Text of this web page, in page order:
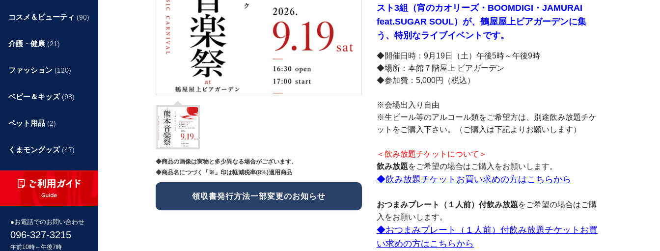
◆商品の画像は実物と多少異なる場合がございます。
◆商品名につづく「※」印は軽減税率(8%)適用商品
領収書発行方法一部変更のお知らせ
スト3組（宵のカオリーズ・BOOMDIGI・JAMURAI
feat.SUGAR SOUL）が、鶴屋屋上ビアガーデンに集
う、特別なライブイベントです。
◆開催日時：9月19日（土）午後5時～午後9時
◆場所：本館７階屋上 ビアガーデン
◆参加費：5,000円（税込）
※会場出入り自由
※生ビール等のアルコール類をご希望方は、別途飲み放題チケ
ットをご購入下さい。（ご購入は下記よりお願いします）
＜飲み放題チケットについて＞
飲み放題をご希望の場合はご購入をお願いします。
◆飲み放題チケットお買い求めの方はこちらから
おつまみプレート（１人前）付飲み放題をご希望の場合はご購
入をお願いします。
◆おつまみプレート（１人前）付飲み放題チケットお買
い求めの方はこちらから
コスメ＆ビューティ (90)
介護・健康 (21)
ファッション (120)
ベビー＆キッズ (98)
ペット用品 (2)
くまモングッズ (47)
お電話でのお問い合わせ
096-327-3215
午前10時～午後7時